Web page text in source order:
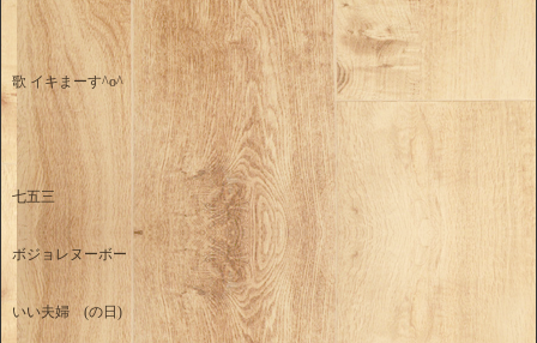
歌 イキまーす^o^
七五三
ボジョレヌーボー
いい夫婦 (の日)